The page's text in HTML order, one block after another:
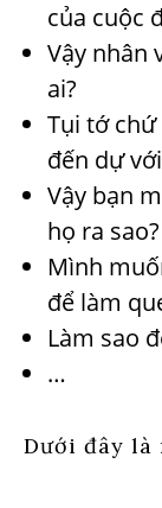
của cuộc
Vậy nhân
ai?
Tụi tớ chứ
đến dự
Vậy bạn
họ ra sao?
Mình
để làm
Làm sao
…
Dưới đây là